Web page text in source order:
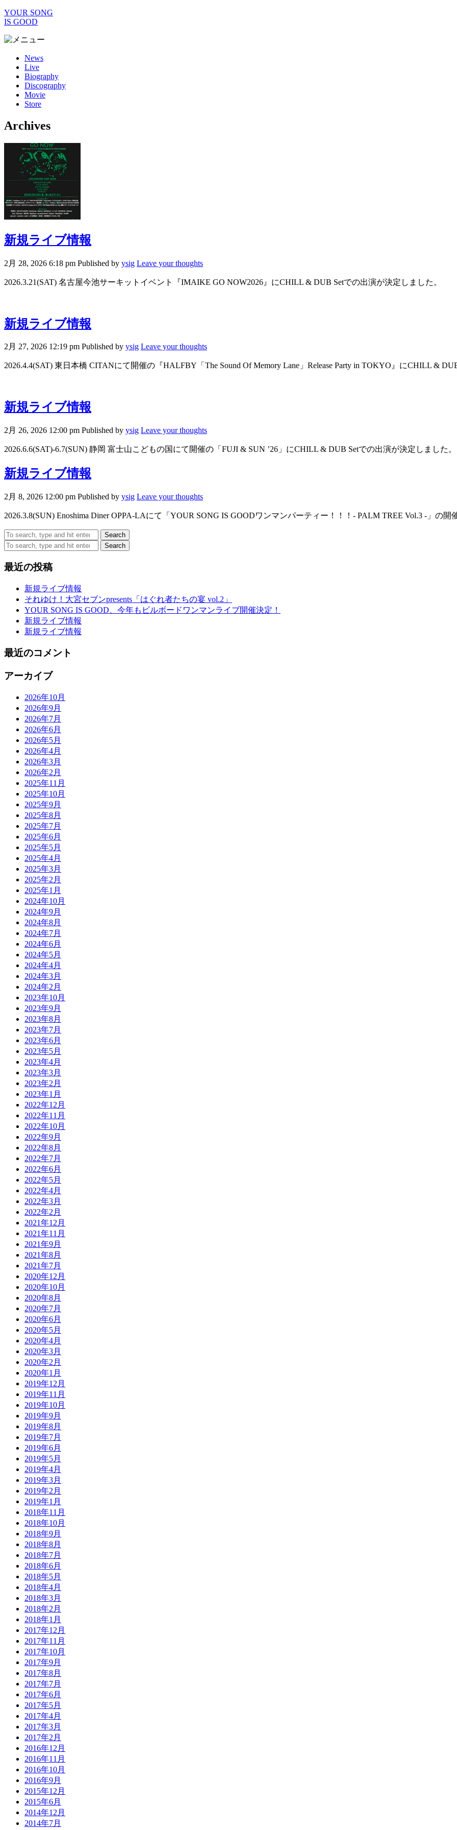
YOUR SONG
IS GOOD
News
Live
Biography
Discography
Movie
Store
Archives
新規ライブ情報
2月 28, 2026 6:18 pm Published by ysig Leave your thoughts
2026.3.21(SAT) 名古屋今池サーキットイベント『IMAIKE GO NOW2026』にCHILL & DUB Setでの出演が決定しました。
新規ライブ情報
2月 27, 2026 12:19 pm Published by ysig Leave your thoughts
2026.4.4(SAT) 東日本橋 CITANにて開催の『HALFBY「The Sound Of Memory Lane」Release Party in TOKYO』にCHILL &
新規ライブ情報
2月 26, 2026 12:00 pm Published by ysig Leave your thoughts
2026.6.6(SAT)-6.7(SUN) 静岡 富士山こどもの国にて開催の「FUJI & SUN ’26」にCHILL & DUB Setでの出演が決定しました。
新規ライブ情報
2月 8, 2026 12:00 pm Published by ysig Leave your thoughts
2026.3.8(SUN) Enoshima Diner OPPA-LAにて「YOUR SONG IS GOODワンマンパーティー！！！- PALM TREE Vol.3 -」の開
Search
Search
最近の投稿
新規ライブ情報
それゆけ！大宮セブンpresents「はぐれ者たちの宴 vol.2」
YOUR SONG IS GOOD、今年もビルボードワンマンライブ開催決定！
新規ライブ情報
新規ライブ情報
最近のコメント
アーカイブ
2026年10月
2026年9月
2026年7月
2026年6月
2026年5月
2026年4月
2026年3月
2026年2月
2025年11月
2025年10月
2025年9月
2025年8月
2025年7月
2025年6月
2025年5月
2025年4月
2025年3月
2025年2月
2025年1月
2024年10月
2024年9月
2024年8月
2024年7月
2024年6月
2024年5月
2024年4月
2024年3月
2024年2月
2023年10月
2023年9月
2023年8月
2023年7月
2023年6月
2023年5月
2023年4月
2023年3月
2023年2月
2023年1月
2022年12月
2022年11月
2022年10月
2022年9月
2022年8月
2022年7月
2022年6月
2022年5月
2022年4月
2022年3月
2022年2月
2021年12月
2021年11月
2021年9月
2021年8月
2021年7月
2020年12月
2020年10月
2020年8月
2020年7月
2020年6月
2020年5月
2020年4月
2020年3月
2020年2月
2020年1月
2019年12月
2019年11月
2019年10月
2019年9月
2019年8月
2019年7月
2019年6月
2019年5月
2019年4月
2019年3月
2019年2月
2019年1月
2018年11月
2018年10月
2018年9月
2018年8月
2018年7月
2018年6月
2018年5月
2018年4月
2018年3月
2018年2月
2018年1月
2017年12月
2017年11月
2017年10月
2017年9月
2017年8月
2017年7月
2017年6月
2017年5月
2017年4月
2017年3月
2017年2月
2016年12月
2016年11月
2016年10月
2016年9月
2015年12月
2015年6月
2014年12月
2014年7月